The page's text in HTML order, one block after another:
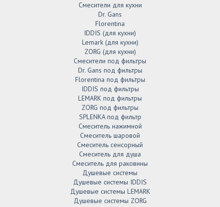
Смесители для кухни
Dr. Gans
Florentina
IDDIS (для кухни)
Lemark (для кухни)
ZORG (для кухни)
Смесители под фильтры
Dr. Gans под фильтры
Florentina под фильтры
IDDIS под фильтры
LEMARK под фильтры
ZORG под фильтры
SPLENKA под фильтр
Смеситель нажимной
Смеситель шаровой
Смеситель сенсорный
Смеситель для душа
Смеситель для раковины
Душевые системы
Душевые системы IDDIS
Душевые системы LEMARK
Душевые системы ZORG